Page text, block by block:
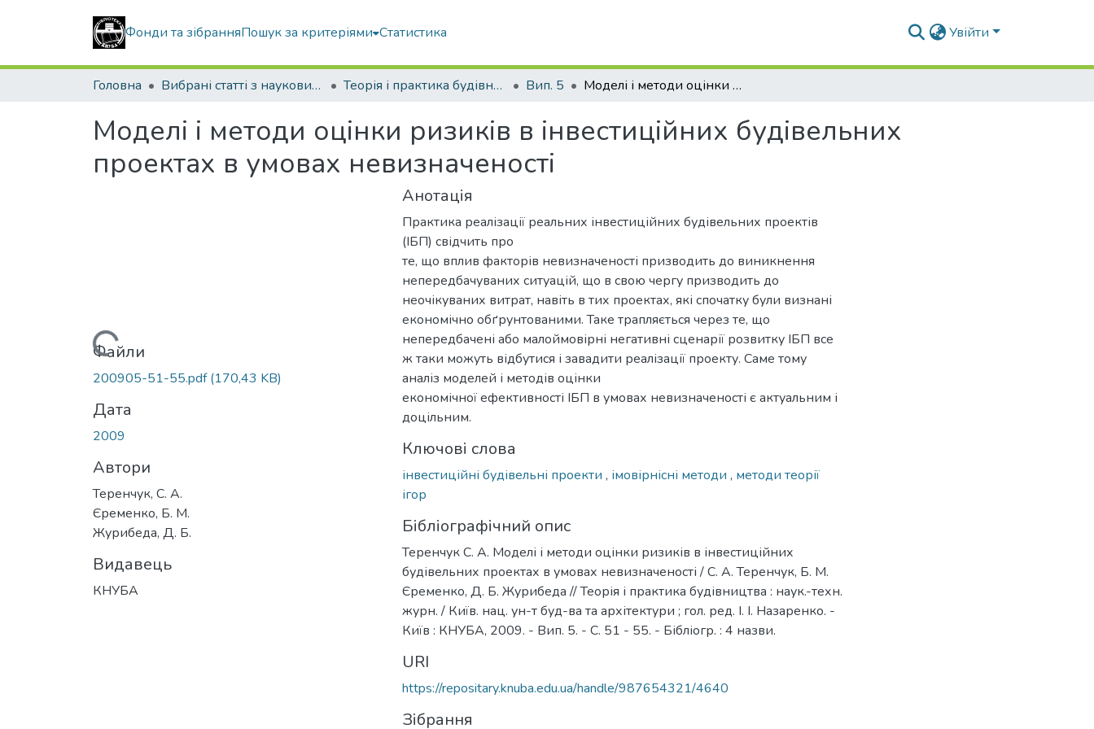
Фонди та зібранняПошук за критеріями Статистика Увійти
Головна Вибрані статті з наукових збірників КНУБА Теорія і практика будівництва Вип. 5 Моделі і методи оцінки ризиків в інвестиційних будівельних проектах в умовах невизначеності
Моделі і методи оцінки ризиків в інвестиційних будівельних
проектах в умовах невизначеності
Вантажиться...
Файли
200905-51-55.pdf(170,43 KB)
Дата
2009
Автори
Теренчук, С. А.
Єременко, Б. М.
Журибеда, Д. Б.
Видавець
КНУБА
Анотація
Практика реалізації реальних інвестиційних будівельних проектів
(ІБП) свідчить про
те, що вплив факторів невизначеності призводить до виникнення
непередбачуваних ситуацій, що в свою чергу призводить до
неочікуваних витрат, навіть в тих проектах, які спочатку були визнані
економічно обґрунтованими. Таке трапляється через те, що
непередбачені або малоймовірні негативні сценарії розвитку ІБП все
ж таки можуть відбутися і завадити реалізації проекту. Саме тому
аналіз моделей і методів оцінки
економічної ефективності ІБП в умовах невизначеності є актуальним і
доцільним.
Ключові слова
інвестиційні будівельні проекти , імовірнісні методи , методи теорії
ігор
Бібліографічний опис
Теренчук С. А. Моделі і методи оцінки ризиків в інвестиційних
будівельних проектах в умовах невизначеності / С. А. Теренчук, Б. М.
Єременко, Д. Б. Журибеда // Теорія і практика будівництва : наук.-техн.
журн. / Київ. нац. ун-т буд-ва та архітектури ; гол. ред. І. І. Назаренко. -
Київ : КНУБА, 2009. - Вип. 5. - С. 51 - 55. - Бібліогр. : 4 назви.
URI
https://repositary.knuba.edu.ua/handle/987654321/4640
Зібрання